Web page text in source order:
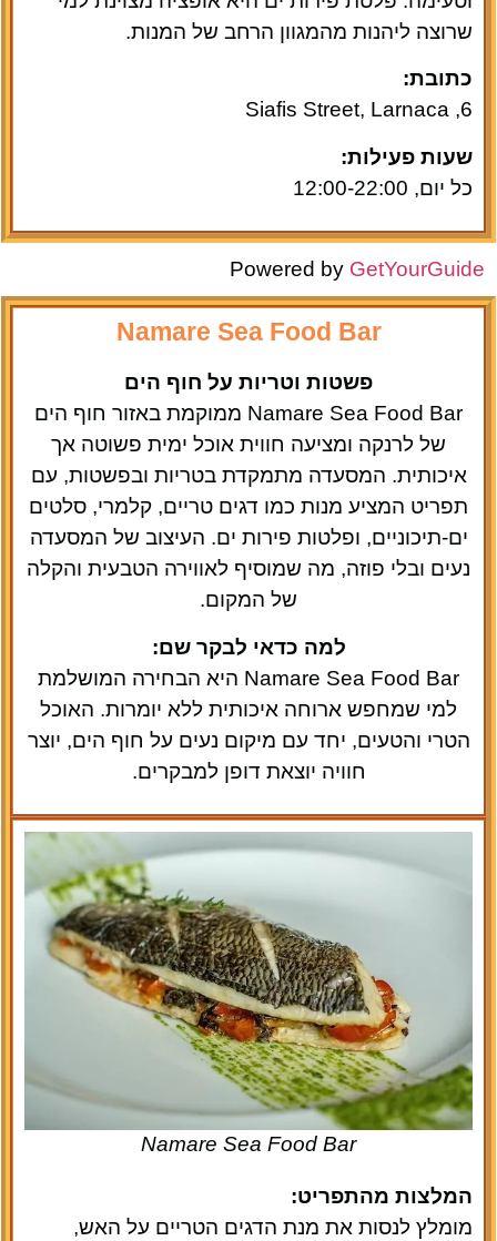
שרוצה ליהנות מהמגוון הרחב של המנות.
כתובת:
6, Siafis Street, Larnaca
שעות פעילות:
כל יום, 12:00-22:00
Powered by GetYourGuide
Namare Sea Food Bar
פשטות וטריות על חוף הים
Namare Sea Food Bar ממוקמת באזור חוף הים
של לרנקה ומציעה חווית אוכל ימית פשוטה אך
איכותית. המסעדה מתמקדת בטריות ובפשטות, עם
תפריט המציע מנות כמו דגים טריים, קלמרי, סלטים
ים-תיכוניים, ופלטות פירות ים. העיצוב של המסעדה
נעים ובלי פוזה, מה שמוסיף לאווירה הטבעית והקלה
של המקום.
למה כדאי לבקר שם:
Namare Sea Food Bar היא הבחירה המושלמת
למי שמחפש ארוחה איכותית ללא יומרות. האוכל
הטרי והטעים, יחד עם מיקום נעים על חוף הים, יוצר
חוויה יוצאת דופן למבקרים.
Namare Sea Food Bar
המלצות מהתפריט:
מומלץ לנסות את מנת הדגים הטריים על האש,